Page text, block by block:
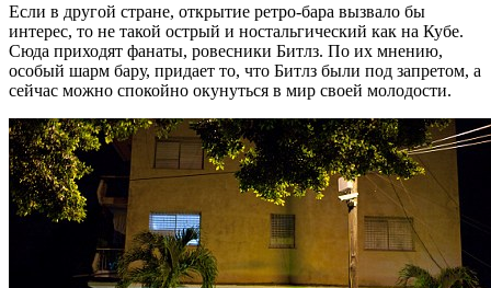
Если в другой стране, открытие ретро-бара вызвало бы
интерес, то не такой острый и ностальгический как на Кубе.
Сюда приходят фанаты, ровесники Битлз. По их мнению,
особый шарм бару, придает то, что Битлз были под запретом, а
сейчас можно спокойно окунуться в мир своей молодости.